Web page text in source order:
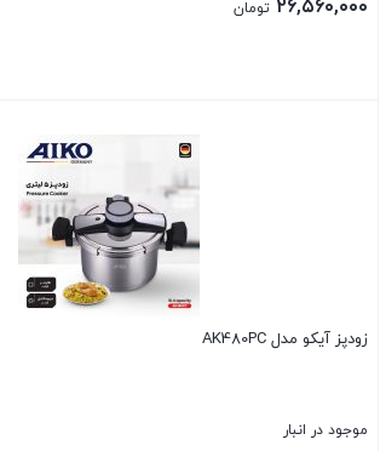
۲۶,۵۶۰,۰۰۰ تومان
زودپز آیکو مدل AK480PC
موجود در انبار